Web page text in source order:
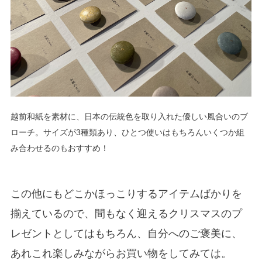
越前和紙を素材に、日本の伝統色を取り入れた優しい風合いのブ
ローチ。サイズが3種類あり、ひとつ使いはもちろんいくつか組
み合わせるのもおすすめ！
この他にもどこかほっこりするアイテムばかりを
揃えているので、間もなく迎えるクリスマスのプ
レゼントとしてはもちろん、自分へのご褒美に、
あれこれ楽しみながらお買い物をしてみては。